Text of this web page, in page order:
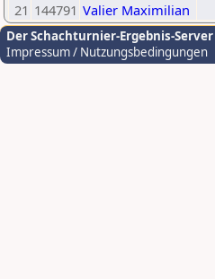
21 144791 Valier Maximilian
Der Schachturnier-Ergebnis-Server
Impressum / Nutzungsbedingungen